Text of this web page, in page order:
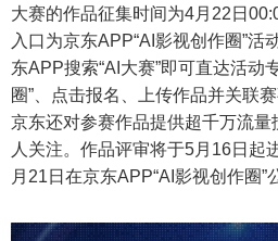
大赛的作品征集时间为4月22日
入口为京东APP“AI影视创作圈”活
东APP搜索“AI大赛”即可直达活动
圈”、点击报名、上传作品并关联
京东还对参赛作品提供超千万流
人关注。作品评审将于5月16日起
月21日在京东APP“AI影视创作圈”